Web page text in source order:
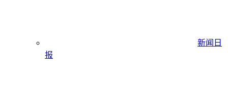
新闻日
报